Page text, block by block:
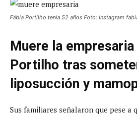
Fábia Portilho tenía 52 años Foto: Instagram
Muere la empresaria
Portilho tras
liposucción y
Sus familiares señalaron que pese a